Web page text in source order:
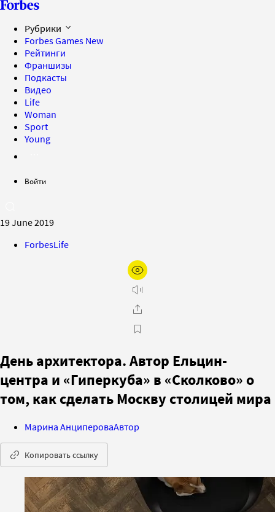
Рубрики
Forbes Games New
Рейтинги
Франшизы
Подкасты
Видео
Life
Woman
Sport
Young
Войти
19 June 2019
ForbesLife
День архитектора. Автор Ельцин-
центра и «Гиперкуба» в «Сколково» о
том, как сделать Москву столицей мира
Марина АнципероваАвтор
Копировать ссылку